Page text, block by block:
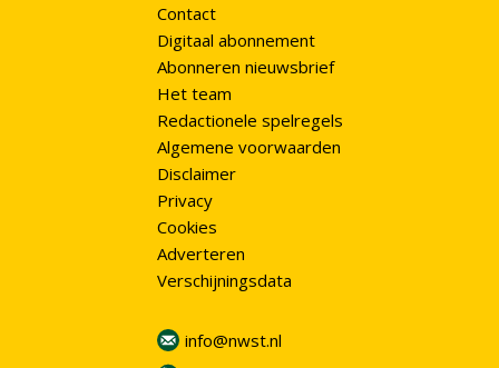
Contact
Digitaal abonnement
Abonneren nieuwsbrief
Het team
Redactionele spelregels
Algemene voorwaarden
Disclaimer
Privacy
Cookies
Adverteren
Verschijningsdata
info@nwst.nl